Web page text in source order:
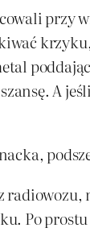
przy
A
Po